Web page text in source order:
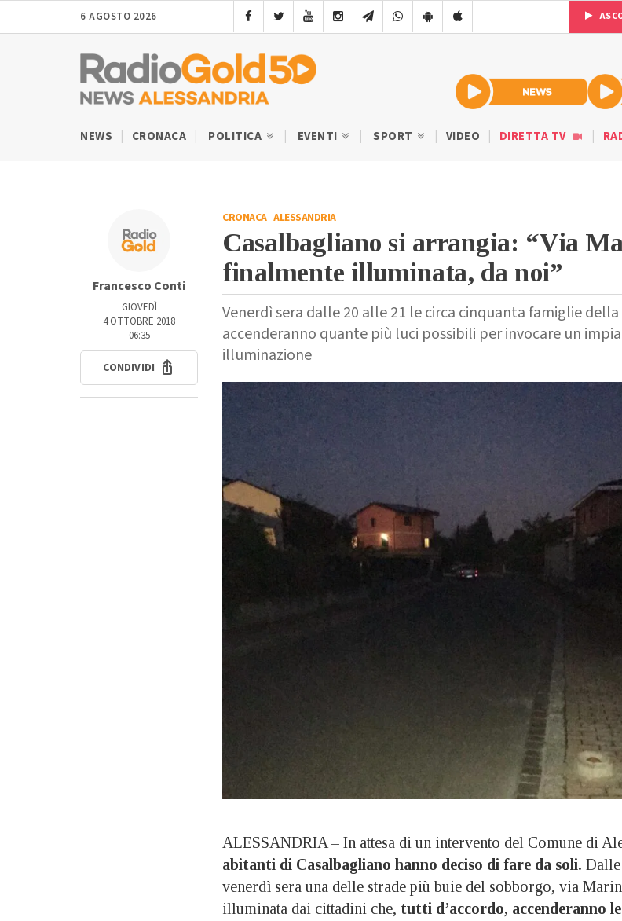
6 AGOSTO 2026
NEWS CRONACA POLITICA EVENTI SPORT VIDEO DIRETTA TV
Francesco Conti
GIOVEDÌ
4 OTTOBRE 2018
06:35
CONDIVIDI
CRONACA-ALESSANDRIA
Casalbagliano si arrangia: “Via
finalmente illuminata, da noi”
Venerdì sera dalle 20 alle 21 le circa cinquanta famiglie
accenderanno quante più luci possibili per invocare un
illuminazione
ALESSANDRIA – In attesa di un intervento del Comune di
abitanti di Casalbagliano hanno deciso di fare da soli.
venerdì sera una delle strade più buie del sobborgo, via
illuminata dai cittadini che, tutti d’accordo, accenderanno